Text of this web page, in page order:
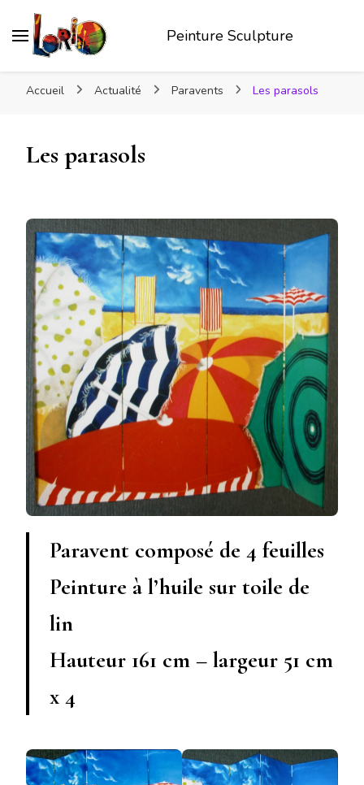
Peinture Sculpture
Accueil Actualité Paravents Les parasols
Les parasols
Paravent composé de 4 feuilles
Peinture à l’huile sur toile de
lin
Hauteur 161 cm – largeur 51 cm
x 4